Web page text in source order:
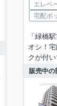
エレベ
宅配ボ
「緑橋
オシ！
クが付
販売中の